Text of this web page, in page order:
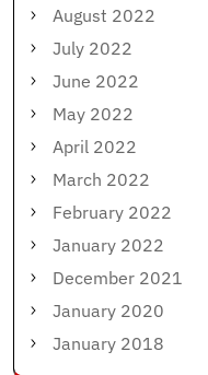
August 2022
July 2022
June 2022
May 2022
April 2022
March 2022
February 2022
January 2022
December 2021
January 2020
January 2018